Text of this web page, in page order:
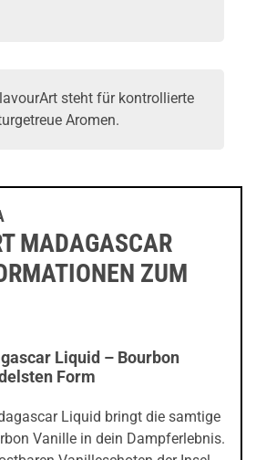
steht für kontrollierte
Aromen.
MADAGASCAR
ZUM
Liquid – Bourbon
Form
Liquid bringt die samtige
Vanille in dein Dampferlebnis.